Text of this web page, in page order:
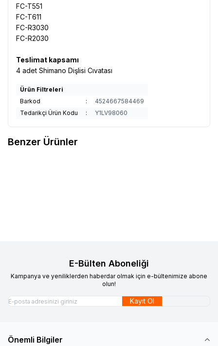
FC-T551
FC-T611
FC-R3030
FC-R2030
Teslimat kapsamı
4 adet Shimano Dişlisi Cıvatası
Ürün Filtreleri
Barkod
:
4524667584469
Tedarikçi Ürün Kodu
: Y1LV98060
Benzer Ürünler
E-Bülten Aboneliği
Kampanya ve yeniliklerden haberdar olmak için e-bültenimize abone
olun!
Kayıt Ol
Önemli Bilgiler